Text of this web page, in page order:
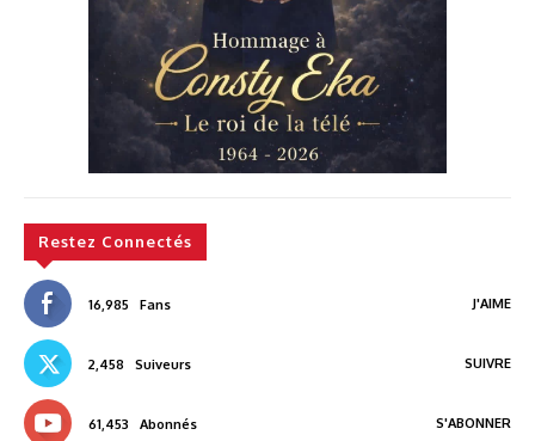
Restez Connectés
16,985 Fans J'AIME
2,458 Suiveurs SUIVRE
61,453 Abonnés S'ABONNER